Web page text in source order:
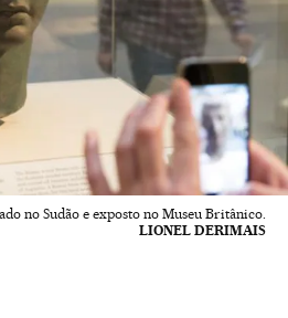
no Sudão e exposto no Museu Britânico.
LIONEL DERIMAIS